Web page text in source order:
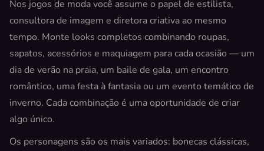
Nos jogos de moda você assume o papel de estilista,
consultora de imagem e diretora criativa ao mesmo
tempo. Monte looks completos combinando roupas,
sapatos, acessórios e maquiagem para cada ocasião — um
dia de verão na praia, um baile de gala, um encontro
romântico, uma festa à fantasia ou um evento temático de
inverno. Cada combinação é uma oportunidade de criar
algo único.
Os personagens são os mais variados: bonecas clássicas,